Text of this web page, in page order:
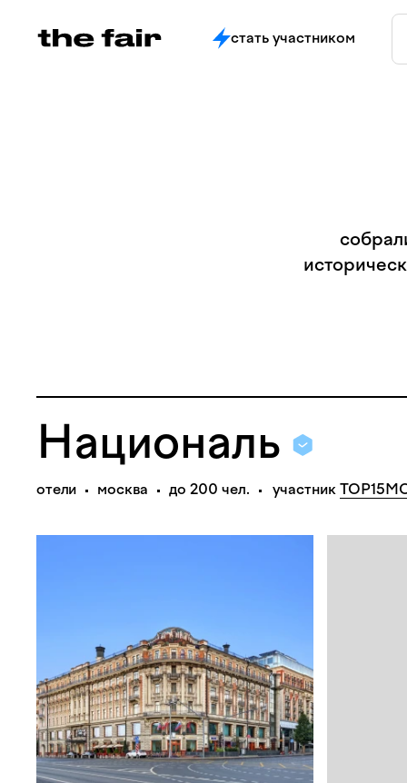
стать участником
Националь
отели москва до 200 чел. участник